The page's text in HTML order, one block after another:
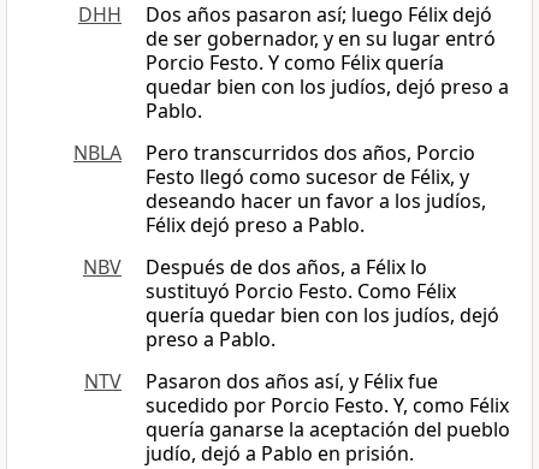
DHH
Dos años pasaron así; luego Félix dejó
de ser gobernador, y en su lugar entró
Porcio Festo. Y como Félix quería
quedar bien con los judíos, dejó preso a
Pablo.
NBLA
Pero transcurridos dos años, Porcio
Festo llegó como sucesor de Félix, y
deseando hacer un favor a los judíos,
Félix dejó preso a Pablo.
NBV
Después de dos años, a Félix lo
sustituyó Porcio Festo. Como Félix
quería quedar bien con los judíos, dejó
preso a Pablo.
NTV
Pasaron dos años así, y Félix fue
sucedido por Porcio Festo. Y, como Félix
quería ganarse la aceptación del pueblo
judío, dejó a Pablo en prisión.